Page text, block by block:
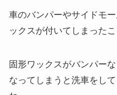
車のバンパーやサイドモ
ックスが付いてしまった
固形ワックスがバンパー
なってしまうと洗車をし